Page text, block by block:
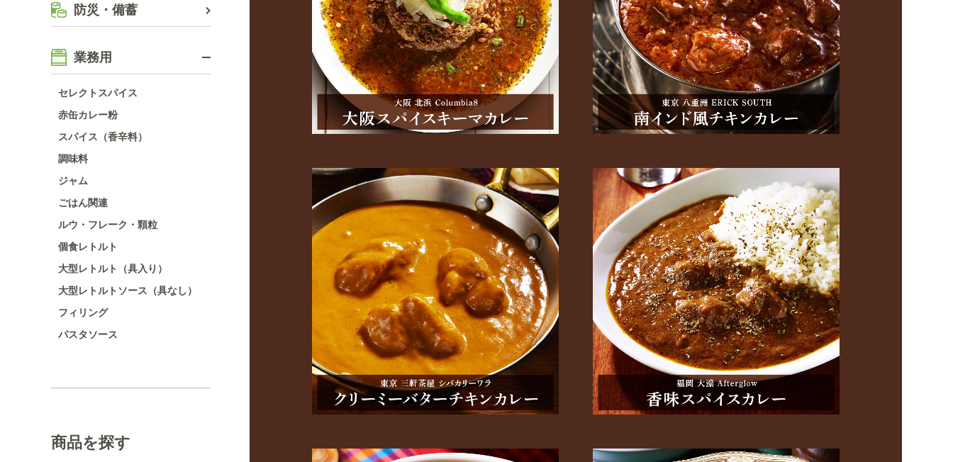
防災・備蓄
業務用
セレクトスパイス
赤缶カレー粉
スパイス（香辛料）
調味料
ジャム
ごはん関連
ルウ・フレーク・顆粒
個食レトルト
大型レトルト（具入り）
大型レトルトソース（具なし）
フィリング
パスタソース
商品を探す